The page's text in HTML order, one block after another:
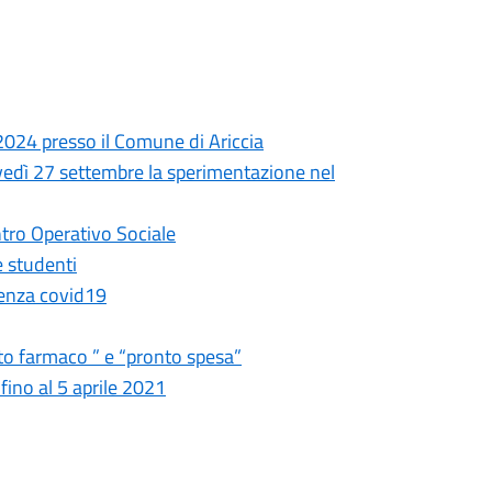
presso il Comune di Ariccia
27 settembre la sperimentazione nel
Operativo Sociale
studenti
covid19
farmaco ” e “pronto spesa”
al 5 aprile 2021